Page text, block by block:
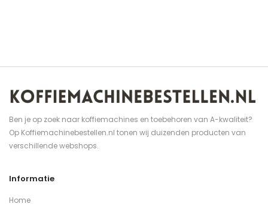
Ben je op zoek naar koffiemachines en toebehoren van A-kwaliteit?
Op Koffiemachinebestellen.nl tonen wij duizenden producten van
verschillende webshops.
Informatie
Home